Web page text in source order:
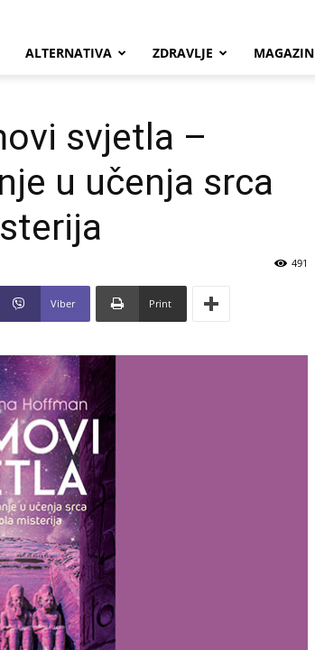
ALTERNATIVA ZDRAVLJE MAGAZIN
svjetla –
u učenja srca
491
Viber Print